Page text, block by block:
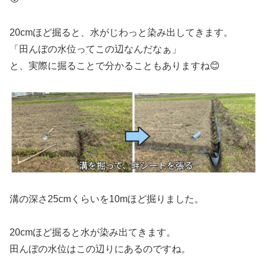
20cmほど掘ると、水がじわっと染み出してきます。
「田んぼの水位ってこの辺なんだなぁ」
と、実際に掘ることで分かることもありますね😊
溝の深さ25cmくらいを10mほど掘りました。
20cmほど掘ると水が染み出てきます。
田んぼの水位はこの辺りにあるのですね。